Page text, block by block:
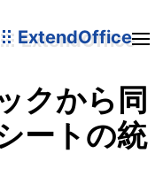
ExtendOffice
クから同
ートの統